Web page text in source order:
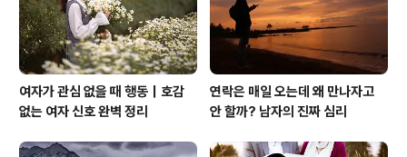
여자가 관심 없을 때 행동｜호감
없는 여자 신호 완벽 정리
연락은 매일 오는데 왜 만나자고
안 할까? 남자의 진짜 심리